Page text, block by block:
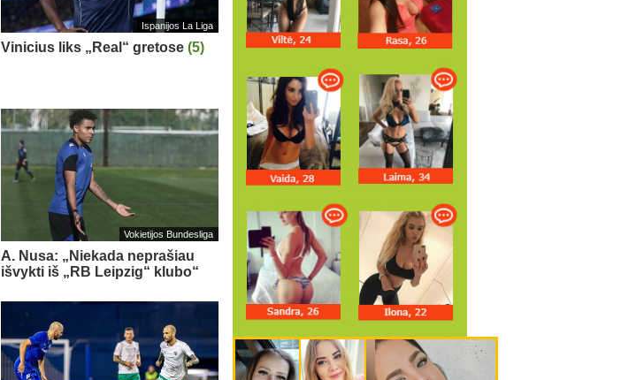
Ispanijos La Liga
Vinicius liks „Real“ gretose (5)
Vokietijos Bundesliga
A. Nusa: „Niekada neprašiau
išvykti iš „RB Leipzig“ klubo“